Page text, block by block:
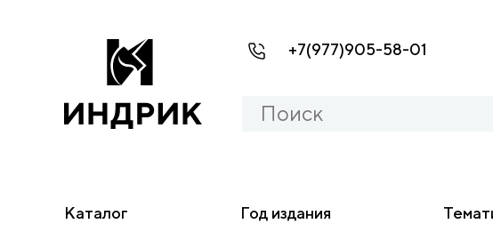
+7(977)905-58-01
Каталог Год издания